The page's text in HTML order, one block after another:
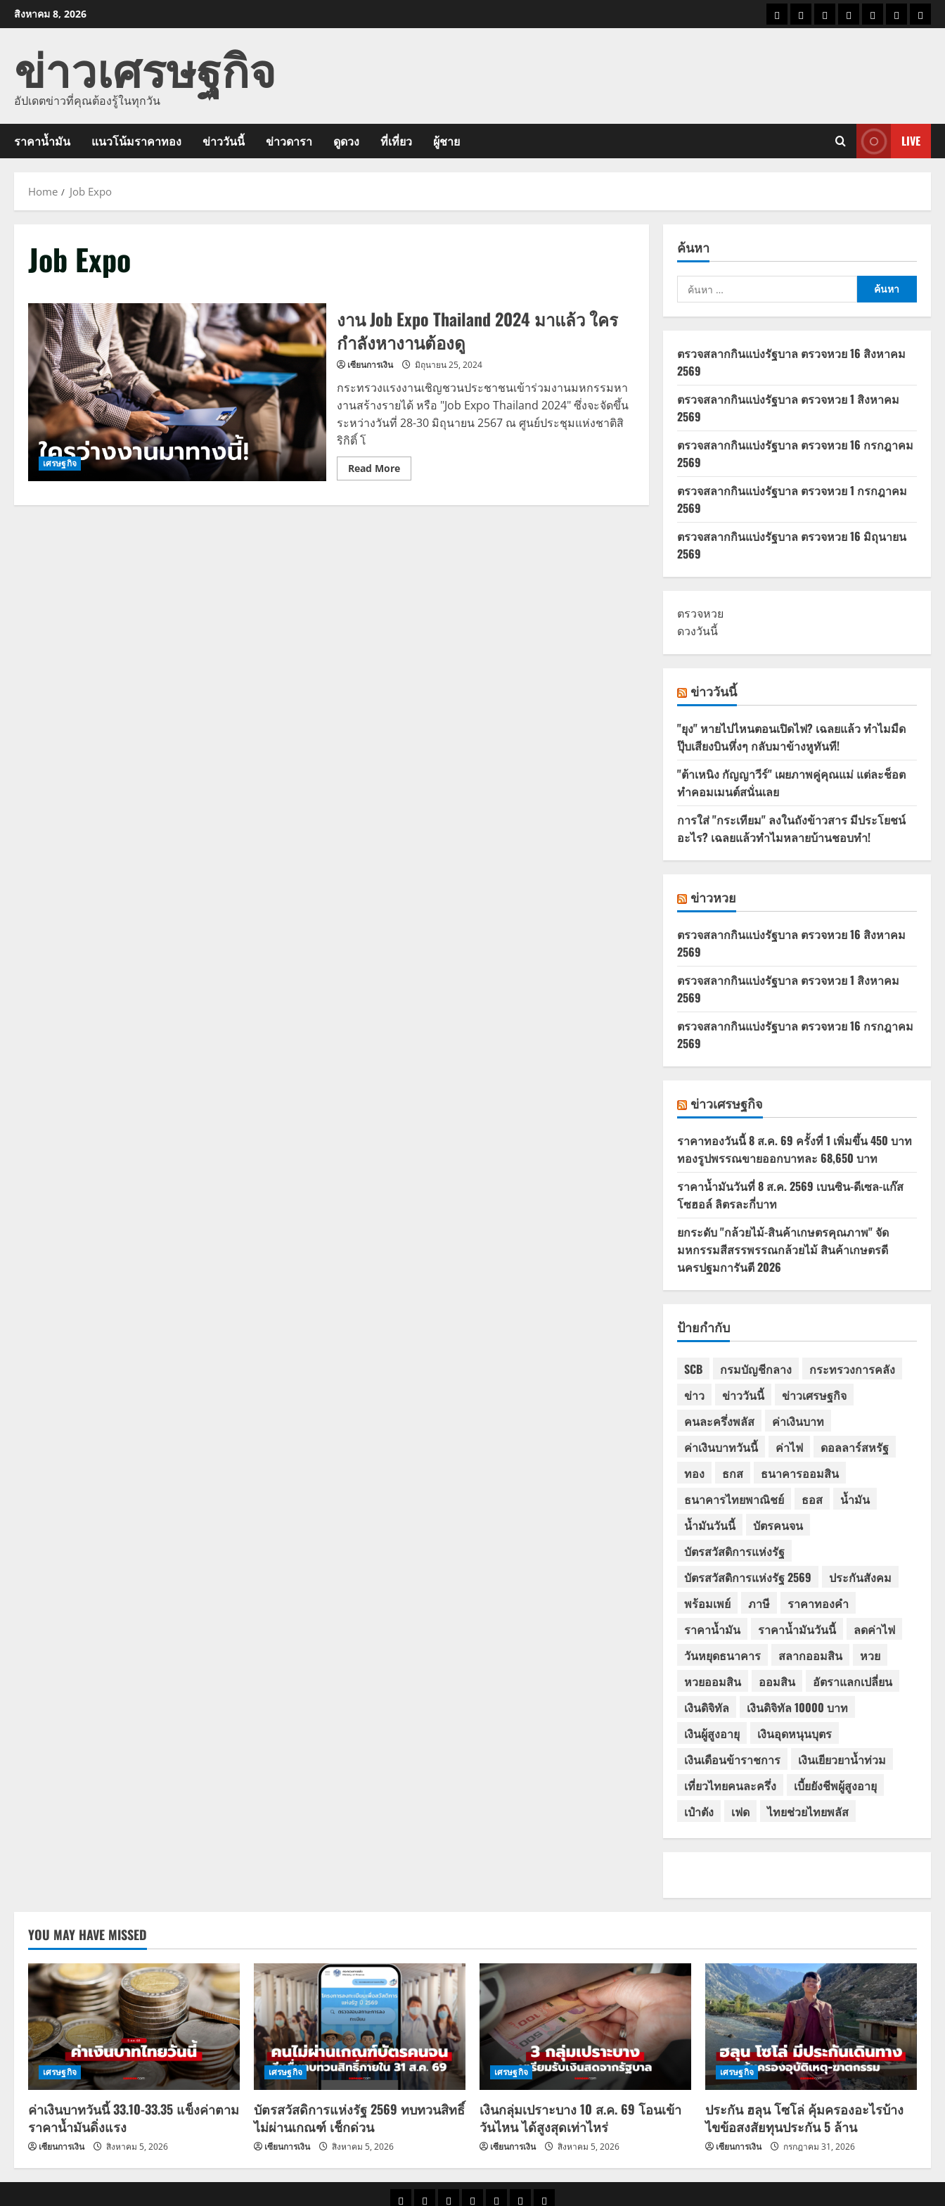
Skip
to
สิงหาคม 8, 2026
ราคาแนว
ข่าว
ข่าว
ดูด
ที่
ผู้ชา
ข่าวเศรษฐกิจ
อัปเดตข่าวที่คุณต้องรู้ในทุกวัน
ราคาน้ำมัน แนวโน้มราคาทอง ข่าววันนี้ ข่าวดารา ดูดวง ที่เที่ยว ผู้ชาย LIVE
Home Job Expo
Job Expo
เศรษฐกิจ
งาน Job Expo Thailand 2024 มาแล้ว ใคร
กำลังหางานต้องดู
เซียนการเงิน มิถุนายน 25, 2024
กระทรวงแรงงานเชิญชวนประชาชนเข้าร่วมงานมหกรรมหา
งานสร้างรายได้ หรือ "Job Expo Thailand 2024" ซึ่งจะจัดขึ้น
ระหว่างวันที่ 28-30 มิถุนายน 2567 ณ ศูนย์ประชุมแห่งชาติสิ
ริกิติ์ โ
Read MoreRead
more
Job
ค้นหา
ค้นหา
สำหรับ:
ตรวจสลากกินแบ่งรัฐบาล ตรวจหวย 16 สิงหาคม
2569
ตรวจสลากกินแบ่งรัฐบาล ตรวจหวย 1 สิงหาคม
2569
ตรวจสลากกินแบ่งรัฐบาล ตรวจหวย 16 กรกฎาคม
2569
ตรวจสลากกินแบ่งรัฐบาล ตรวจหวย 1 กรกฎาคม
2569
ตรวจสลากกินแบ่งรัฐบาล ตรวจหวย 16 มิถุนายน
2569
ตรวจหวย
ดวงวันนี้
ข่าววันนี้
"ยุง" หายไปไหนตอนเปิดไฟ? เฉลยแล้ว ทำไมมืด
ปุ๊บเสียงบินหึ่งๆ กลับมาข้างหูทันที!
"ต้าเหนิง กัญญาวีร์" เผยภาพคู่คุณแม่ แต่ละช็อต
ทำคอมเมนต์สนั่นเลย
การใส่ "กระเทียม" ลงในถังข้าวสาร มีประโยชน์
อะไร? เฉลยแล้วทำไมหลายบ้านชอบทำ!
ข่าวหวย
ตรวจสลากกินแบ่งรัฐบาล ตรวจหวย 16 สิงหาคม
2569
ตรวจสลากกินแบ่งรัฐบาล ตรวจหวย 1 สิงหาคม
2569
ตรวจสลากกินแบ่งรัฐบาล ตรวจหวย 16 กรกฎาคม
2569
ข่าวเศรษฐกิจ
ราคาทองวันนี้ 8 ส.ค. 69 ครั้งที่ 1 เพิ่มขึ้น 450 บาท
ทองรูปพรรณขายออกบาทละ 68,650 บาท
ราคาน้ำมันวันที่ 8 ส.ค. 2569 เบนซิน-ดีเซล-แก๊ส
โซฮอล์ ลิตรละกี่บาท
ยกระดับ "กล้วยไม้-สินค้าเกษตรคุณภาพ" จัด
มหกรรมสีสรรพรรณกล้วยไม้ สินค้าเกษตรดี
นครปฐมการันตี 2026
ป้ายกำกับ
SCB กรมบัญชีกลาง
กระทรวงการคลัง
ข่าว
ข่าววันนี้
ข่าวเศรษฐกิจ
คนละครึ่งพลัส
ค่าเงินบาท
ค่าเงินบาทวันนี้
ค่าไฟ
ดอลลาร์สหรัฐ
ทอง
ธกส
ธนาคารออมสิน
ธนาคารไทยพาณิชย์
ธอส
น้ำมัน
น้ำมันวันนี้
บัตรคนจน
บัตรสวัสดิการแห่งรัฐ
บัตรสวัสดิการแห่งรัฐ 2569
ประกันสังคม
พร้อมเพย์
ภาษี
ราคาทองคำ
ราคาน้ำมัน
ราคาน้ำมันวันนี้
ลดค่าไฟ
วันหยุดธนาคาร
สลากออมสิน
หวย
หวยออมสิน
ออมสิน
อัตราแลกเปลี่ยน
เงินดิจิทัล
เงินดิจิทัล 10000 บาท
เงินผู้สูงอายุ
เงินอุดหนุนบุตร
เงินเดือนข้าราชการ
เงินเยียวยาน้ำท่วม
เที่ยวไทยคนละครึ่ง
เบี้ยยังชีพผู้สูงอายุ
เป๋าตัง
เฟด ไทยช่วยไทยพลัส
YOU MAY HAVE MISSED
เศรษฐกิจ
ค่าเงินบาทวันนี้ 33.10-33.35 แข็งค่าตาม
ราคาน้ำมันดิ่งแรง
เซียนการเงิน สิงหาคม 5, 2026
เศรษฐกิจ
บัตรสวัสดิการแห่งรัฐ 2569 ทบทวนสิทธิ์
ไม่ผ่านเกณฑ์ เช็กด่วน
เซียนการเงิน สิงหาคม 5, 2026
เศรษฐกิจ
เงินกลุ่มเปราะบาง 10 ส.ค. 69 โอนเข้า
วันไหน ได้สูงสุดเท่าไหร่
เซียนการเงิน สิงหาคม 5, 2026
เศรษฐกิจ
ประกัน ฮลุน โซโล่ คุ้มครองอะไรบ้าง
ไขข้อสงสัยทุนประกัน 5 ล้าน
เซียนการเงิน กรกฎาคม 31, 2026
ราคาแนว ข่าว ข่าว ดูด ที่ ผู้ชาย